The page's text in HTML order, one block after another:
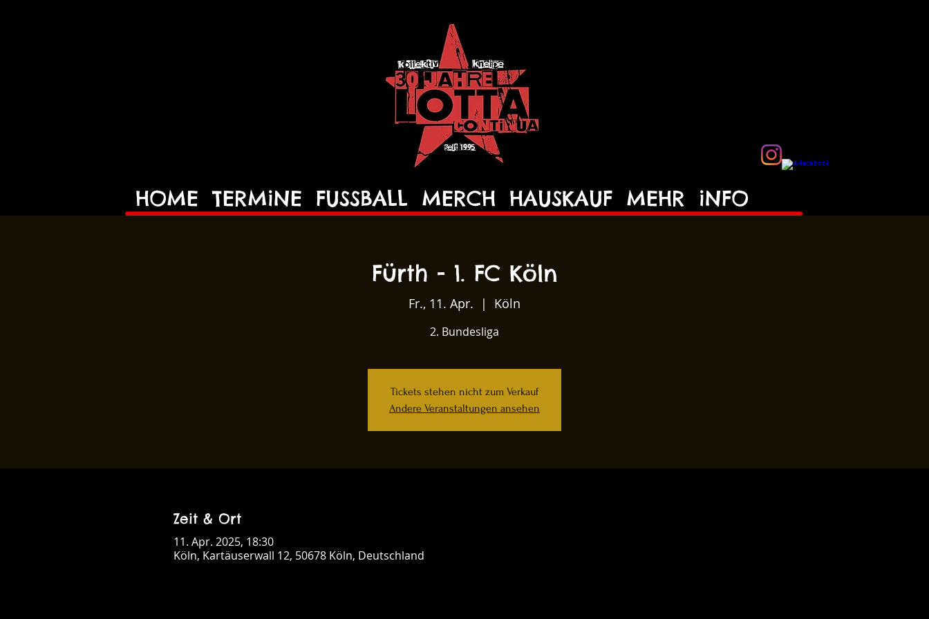
HOME TERMiNE FUSSBALL MERCH HAUSKAUF MEHR iNFO
Fürth - 1. FC Köln
Fr., 11. Apr.
  |
Köln
2. Bundesliga
Tickets stehen nicht zum Verkauf
Andere Veranstaltungen ansehen
Zeit & Ort
11. Apr. 2025, 18:30
Köln, Kartäuserwall 12, 50678 Köln, Deutschland